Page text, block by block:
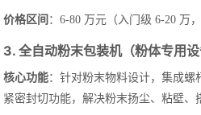
价格区间 ：6-80 万元（入门级 6-20 万
3. 全自动粉末包装机（粉体专用设
核心功能：针对粉末物料设计，集成螺
紧密封切功能，解决粉末扬尘、粘壁、